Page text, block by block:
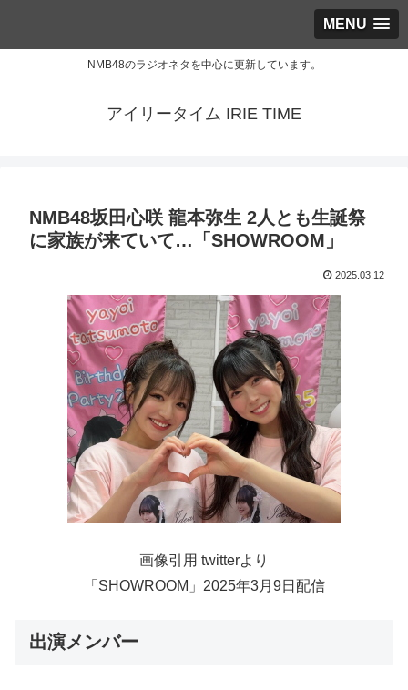
MENU
NMB48のラジオネタを中心に更新しています。
アイリータイム IRIE TIME
NMB48坂田心咲 龍本弥生 2人とも生誕祭
に家族が来ていて…「SHOWROOM」
2025.03.12
画像引用 twitterより
「SHOWROOM」2025年3月9日配信
出演メンバー